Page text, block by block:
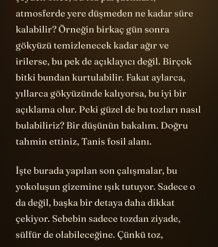
atmosferde yere düşmeden ne kadar süre
kalabilir? Örneğin birkaç gün sonra
gökyüzü temizlenecek kadar ağır ve
irilerse, bu pek de açıklayıcı değil. Birçok
bitki bundan kurtulabilir. Fakat aylarca,
yıllarca gökyüzünde kalıyorsa, bu iyi bir
açıklama olur. Peki güzel de bu tozları nasıl
bulabiliriz? Bir düşünün bakalım. Doğru
tahmin ettiniz, Tanis fosil alanı.
İşte burada yapılan son çalışmalar, bu
yokoluşun gizemine ışık tutuyor. Sadece o
da değil, başka bir detaya daha dikkat
çekiyor. Sebebin sadece tozdan ziyade,
sülfür de olabileceğine. Çünkü toz,